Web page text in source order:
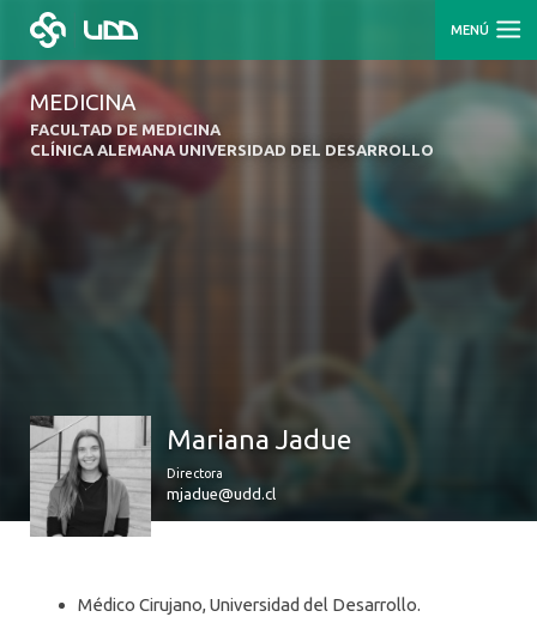
MENÚ
MEDICINA
FACULTAD DE MEDICINA
CLÍNICA ALEMANA UNIVERSIDAD DEL DESARROLLO
Mariana Jadue
Directora
mjadue@udd.cl
Médico Cirujano, Universidad del Desarrollo.